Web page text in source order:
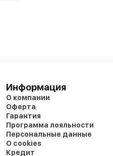
Информация
О компании
Оферта
Гарантия
Программа лояльности
Персональные данные
О cookies
Кредит